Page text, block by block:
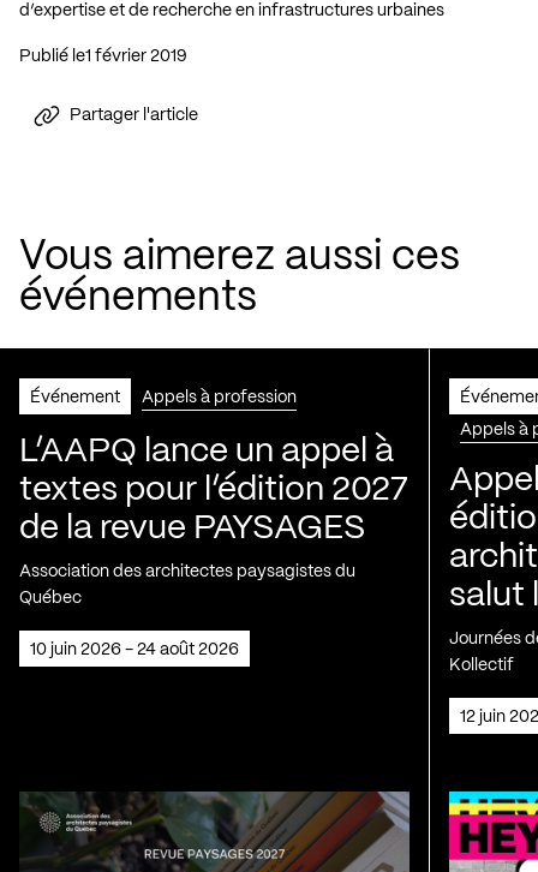
d’expertise et de recherche en infrastructures urbaines
Publié le 1 février 2019
Partager l'article
Vous aimerez aussi ces
événements
Événement Appels à profession
L’AAPQ lance un appel à
textes pour l’édition 2027
de la revue PAYSAGES
Association des architectes paysagistes du
Québec
10 juin 2026 - 24 août 2026
Appels à
salut
Journées
Kollectif
12 juin